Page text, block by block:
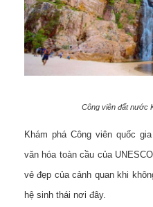
Công viên đất nước
Khám phá Công viên quốc
văn hóa toàn cầu của
vẻ đẹp của cảnh quan khi
hệ sinh thái nơi đây.